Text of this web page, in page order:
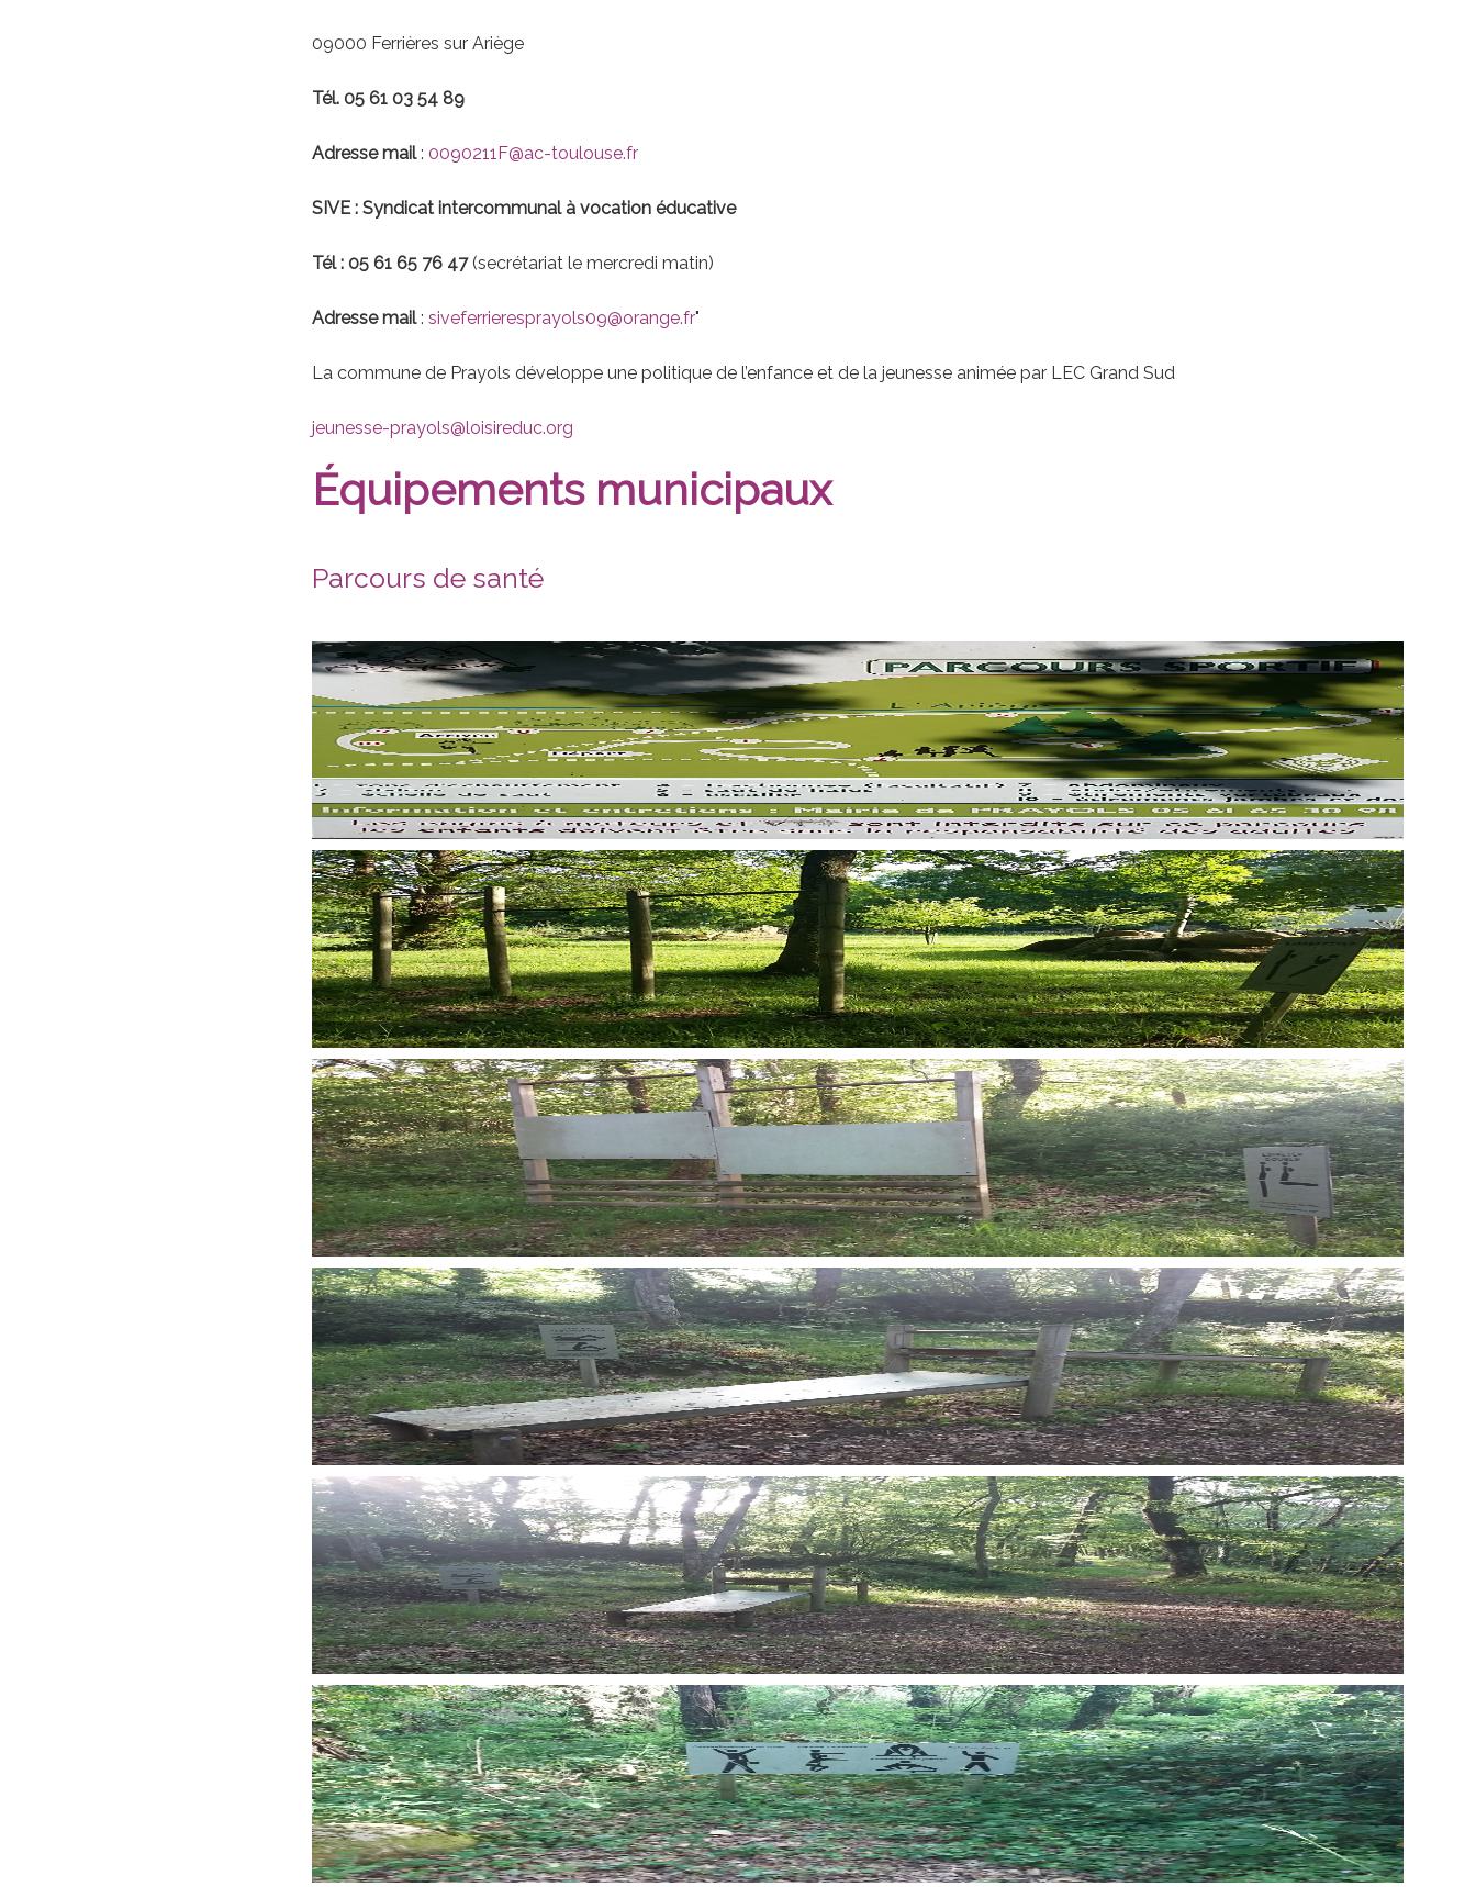
09000 Ferrières sur Ariège
Tél. 05 61 03 54 89
Adresse mail: 0090211F@ac-toulouse.fr
SIVE : Syndicat intercommunal à vocation éducative
Tél : 05 61 65 76 47(secrétariat le mercredi matin)
Adresse mail:siveferrieresprayols09@orange.fr"
La commune de Prayols développe une politique de l’enfance et de la jeunesse animée par LEC Grand Sud
jeunesse-prayols@loisireduc.org
Équipements municipaux
Parcours de santé